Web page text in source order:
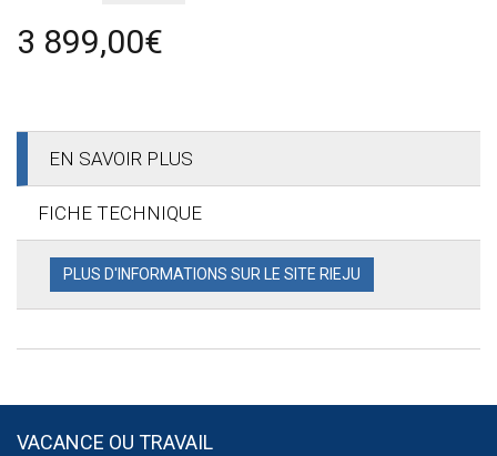
3 899,00€
EN SAVOIR PLUS
FICHE TECHNIQUE
PLUS D'INFORMATIONS SUR LE SITE RIEJU
VACANCE OU TRAVAIL